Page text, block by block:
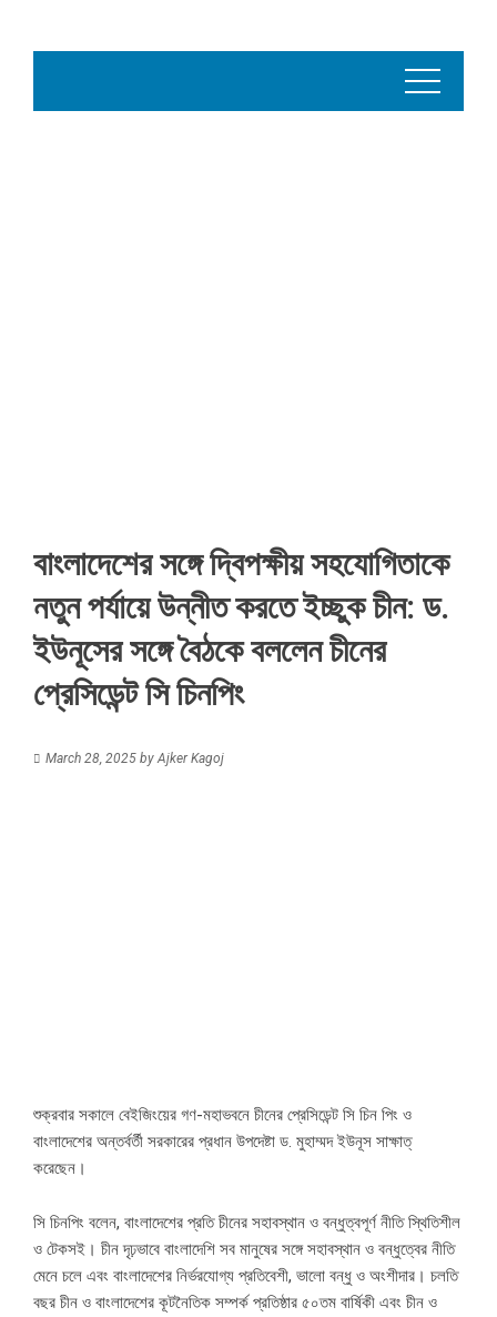
বাংলাদেশের সঙ্গে দ্বিপক্ষীয় সহযোগিতাকে
নতুন পর্যায়ে উন্নীত করতে ইচ্ছুক চীন: ড.
ইউনূসের সঙ্গে বৈঠকে বললেন চীনের
প্রেসিডেন্ট সি চিনপিং
March 28, 2025 byAjker Kagoj
শুক্রবার সকালে বেইজিংয়ের গণ-মহাভবনে চীনের প্রেসিডেন্ট সি চিন পিং ও
বাংলাদেশের অন্তর্বর্তী সরকারের প্রধান উপদেষ্টা ড. মুহাম্মদ ইউনূস সাক্ষাত্
করেছেন।
সি চিনপিং বলেন, বাংলাদেশের প্রতি চীনের সহাবস্থান ও বন্ধুত্বপূর্ণ নীতি স্থিতিশীল
ও টেকসই। চীন দৃঢ়ভাবে বাংলাদেশি সব মানুষের সঙ্গে সহাবস্থান ও বন্ধুত্বের নীতি
মেনে চলে এবং বাংলাদেশের নির্ভরযোগ্য প্রতিবেশী, ভালো বন্ধু ও অংশীদার। চলতি
বছর চীন ও বাংলাদেশের কূটনৈতিক সম্পর্ক প্রতিষ্ঠার ৫০তম বার্ষিকী এবং চীন ও